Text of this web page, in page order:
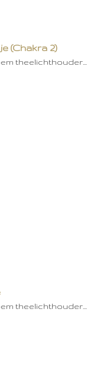
(Chakra 2)
theelichthouder…
theelichthouder…